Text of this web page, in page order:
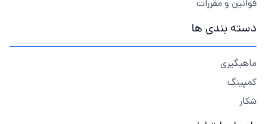
قوانین و مقررات
دسته بندی ها
ماهیگیری
کمپینگ
شکار